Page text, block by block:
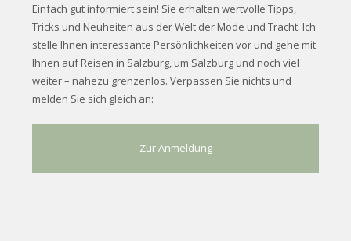
Einfach gut informiert sein! Sie erhalten wertvolle Tipps,
Tricks und Neuheiten aus der Welt der Mode und Tracht. Ich
stelle Ihnen interessante Persönlichkeiten vor und gehe mit
Ihnen auf Reisen in Salzburg, um Salzburg und noch viel
weiter – nahezu grenzenlos. Verpassen Sie nichts und
melden Sie sich gleich an:
Zur Anmeldung